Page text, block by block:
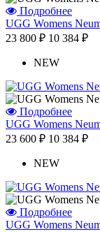
Подробнее
UGG Womens
23 800 ₽ 10 384 ₽
NEW
Подробнее
UGG Womens
23 600 ₽ 10 384 ₽
NEW
Подробнее
UGG Womens